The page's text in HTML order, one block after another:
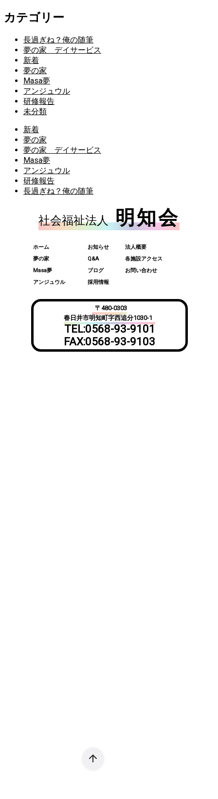
カテゴリー
長過ぎね？俺の随筆
夢の家 デイサービス
新着
夢の家
Masa夢
アンジュウル
研修報告
未分類
新着
夢の家
夢の家 デイサービス
Masa夢
アンジュウル
研修報告
長過ぎね？俺の随筆
社会福祉法人明知会
ホーム お知らせ
法人概要
夢の家
Q&A
各施設アクセス
Masa夢
ブログ
お問い合わせ
アンジュウル
採用情報
〒480-0303
春日井市明知町字西追分1030-1
TEL:0568-93-9101
FAX:0568-93-9103